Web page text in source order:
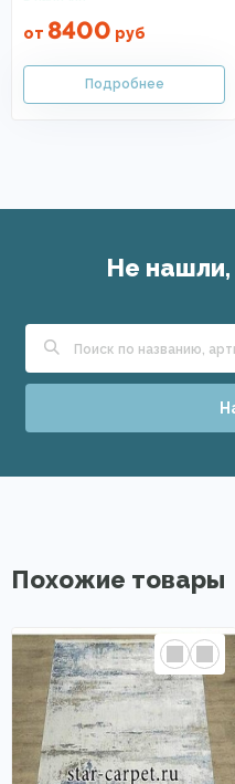
от 8400 руб
Не нашли,
Похожие товары